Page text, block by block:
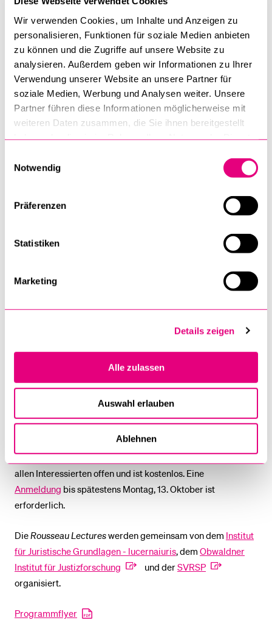
Wir verwenden Cookies, um Inhalte und Anzeigen zu
personalisieren, Funktionen für soziale Medien anbieten
zu können und die Zugriffe auf unsere Website zu
analysieren. Außerdem geben wir Informationen zu Ihrer
Verwendung unserer Website an unsere Partner für
soziale Medien, Werbung und Analysen weiter. Unsere
Partner führen diese Informationen möglicherweise mit
weiteren Daten zusammen, die Sie ihnen bereitgestellt
Notwendig
Präferenzen
Statistiken
Marketing
Details zeigen
Alle zulassen
Auswahl erlauben
Ablehnen
inklusiver Konsens in einer zunehmend polarisierten Welt
erreicht werden kann.
Der Vortrag wird gefolgt von Kommentaren vonProf. Dr.
Martin Hartmann(Universität Luzern) undProf. Dr. Bernhard
Rütsche(Universität Luzern) sowie einer offenen
Diskussionsrunde. Moderiert wird die Veranstaltung von
Bundesrichterin Prof. Dr. Julia Hänni
(Bundesgericht,
Universität St. Gallen) undProf. Dr. Vagias Karavas
Die Veranstaltung verfolgt das Ziel, durch eine
Verfassungsrechts in einer sich wandelnden globalen
Wechselwirkungen zwischen rechtlichen Normen,
gesellschaftlichen Werten und politischen Realitäten zu
hinterfragen und neue Impulse für die Weiterentwicklung
verfassungsrechtlicher Konzepte zu setzen. Durch die
lokaler Herausforderungen beitragen kann.
Eine vertiefende Auseinandersetzung mit den im Vortrag
angesprochenen Themen findet in einer anschliessenden
(Universität Luzern). Weitere Infos über den Link.
Der Abendvortrag (mit anschliessendem Apéro) steht
allen Interessierten offen und ist kostenlos. Eine
Anmeldung bis spätestens Montag, 13. Oktober ist
erforderlich.
DieRousseau Lectureswerden gemeinsam von dem Institut
für Juristische Grundlagen - lucernaiuris, dem Obwaldner
Institut für Justizforschung
und derSVRSP
organisiert.
Programmflyer